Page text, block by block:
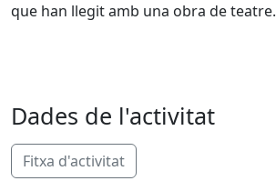
que han llegit amb una obra de teatre.
Dades de l'activitat
Fitxa d'activitat